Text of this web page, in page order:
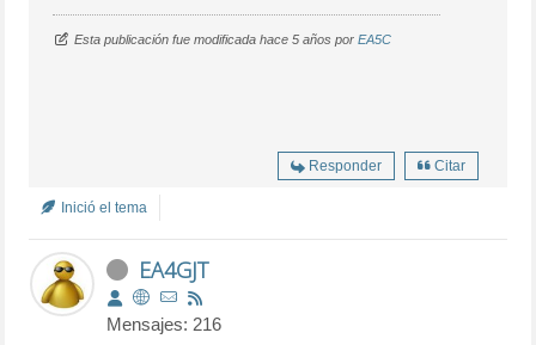
Esta publicación fue modificada hace 5 años porEA5C
Responder Citar
Inició el tema
EA4GJT
Mensajes: 216